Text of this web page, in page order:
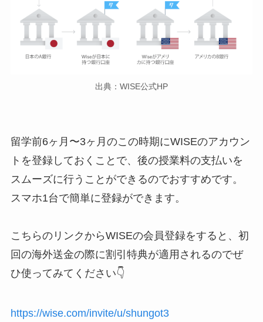
出典：WISE公式HP
留学前6ヶ月〜3ヶ月のこの時期にWISEのアカウン
トを登録しておくことで、後の授業料の支払いを
スムーズに行うことができるのでおすすめです。
スマホ1台で簡単に登録ができます。
こちらのリンクからWISEの会員登録をすると、初
回の海外送金の際に割引特典が適用されるのでぜ
ひ使ってみてください👇
https://wise.com/invite/u/shungot3